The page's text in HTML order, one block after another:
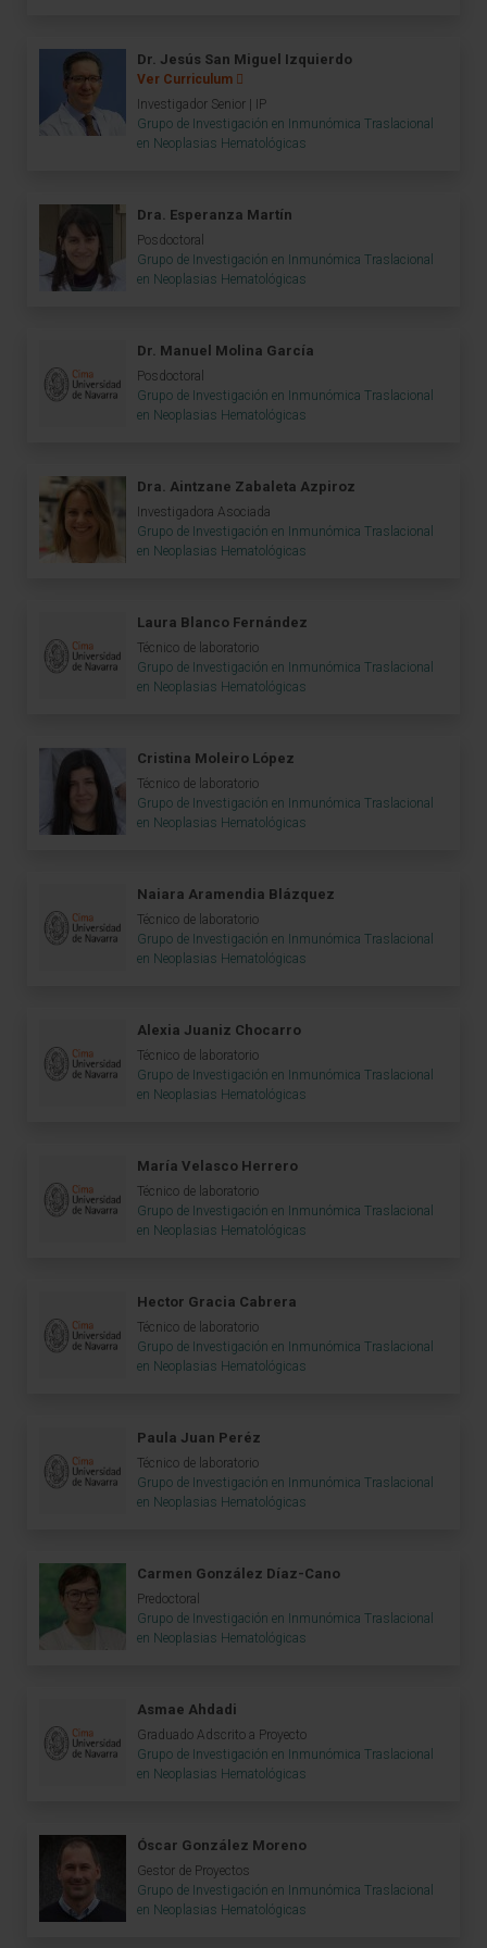
Dr. Jesús San Miguel Izquierdo
Ver Curriculum
Investigador Senior | IP
Grupo de Investigación en Inmunómica Traslacional
en Neoplasias Hematológicas
Dra. Esperanza Martín
Posdoctoral
Grupo de Investigación en Inmunómica Traslacional
en Neoplasias Hematológicas
Dr. Manuel Molina García
Posdoctoral
Grupo de Investigación en Inmunómica Traslacional
en Neoplasias Hematológicas
Dra. Aintzane Zabaleta Azpiroz
Investigadora Asociada
Grupo de Investigación en Inmunómica Traslacional
en Neoplasias Hematológicas
Laura Blanco Fernández
Técnico de laboratorio
Grupo de Investigación en Inmunómica Traslacional
en Neoplasias Hematológicas
Cristina Moleiro López
Técnico de laboratorio
Grupo de Investigación en Inmunómica Traslacional
en Neoplasias Hematológicas
Naiara Aramendia Blázquez
Técnico de laboratorio
Grupo de Investigación en Inmunómica Traslacional
en Neoplasias Hematológicas
Alexia Juaniz Chocarro
Técnico de laboratorio
Grupo de Investigación en Inmunómica Traslacional
en Neoplasias Hematológicas
María Velasco Herrero
Técnico de laboratorio
Grupo de Investigación en Inmunómica Traslacional
en Neoplasias Hematológicas
Hector Gracia Cabrera
Técnico de laboratorio
Grupo de Investigación en Inmunómica Traslacional
en Neoplasias Hematológicas
Paula Juan Peréz
Técnico de laboratorio
Grupo de Investigación en Inmunómica Traslacional
en Neoplasias Hematológicas
Carmen González Díaz-Cano
Predoctoral
Grupo de Investigación en Inmunómica Traslacional
en Neoplasias Hematológicas
Asmae Ahdadi
Graduado Adscrito a Proyecto
Grupo de Investigación en Inmunómica Traslacional
en Neoplasias Hematológicas
Óscar González Moreno
Gestor de Proyectos
Grupo de Investigación en Inmunómica Traslacional
en Neoplasias Hematológicas